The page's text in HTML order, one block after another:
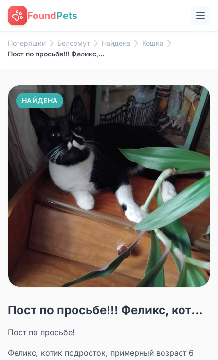
FoundPets
Потеряшки Белоомут Найдена
Кошка
Пост по просьбе!!! Феликс, кот...
НАЙДЕНА
Пост по просьбе!!! Феликс, кот...
Пост по просьбе!
Феликс, котик подросток, примерный возраст 6